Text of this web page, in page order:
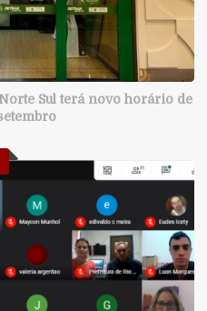
Sul terá novo horário de